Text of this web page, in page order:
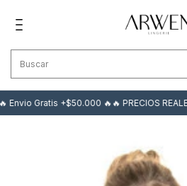
Gratis +$50.000 🔥🔥 PRECIOS REALES